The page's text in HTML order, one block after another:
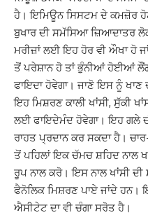
ਹੈ। ਇਮਿਊਨ ਸਿਸਟਮ ਦੇ ਕਮਜ਼ੋਰ
ਬੁਖਾਰ ਦੀ ਸਮੱਸਿਆ ਜ਼ਿਆਦਾਤਰ
ਮਰੀਜ਼ਾਂ ਲਈ ਇਹ ਹੋਰ ਵੀ ਔਖਾ ਹੋ
ਤੋਂ ਪਰੇਸ਼ਾਨ ਹੋ ਤਾਂ ਭੁੰਨੀਆਂ ਹੋਈਆਂ
ਫਾਇਦਾ ਹੋਵੇਗਾ। ਜਾਣੋ ਇਸ ਨੂੰ ਖਾਣ
ਇਹ ਮਿਸ਼ਰਣ ਕਾਲੀ ਖਾਂਸੀ, ਸੁੱਕੀ
ਲਈ ਫਾਇਦੇਮੰਦ ਹੋਵੇਗਾ। ਇਹ ਗਲੇ
ਰਾਹਤ ਪ੍ਰਦਾਨ ਕਰ ਸਕਦਾ ਹੈ।
ਤੋਂ ਪਹਿਲਾਂ ਇਕ ਚੱਮਚ ਸ਼ਹਿਦ ਨਾਲ
ਰੂਪ ਨਾਲ ਕਰੋ। ਇਸ ਨਾਲ ਖਾਂਸੀ
ਫੈਨੋਲਿਕ ਮਿਸ਼ਰਣ ਪਾਏ ਜਾਂਦੇ
ਐਸੀਟੇਟ ਦਾ ਵੀ ਚੰਗਾ ਸਰੋਤ ਹੈ।